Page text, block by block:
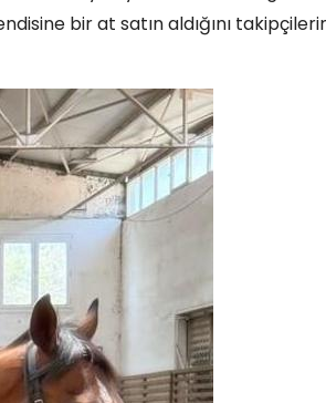
bir at satın aldığını